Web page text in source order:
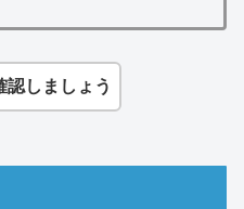
認しましょう